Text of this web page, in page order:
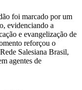
foi marcado por um
evidenciando a
e evangelização de
reforçou o
Salesiana Brasil,
agentes de